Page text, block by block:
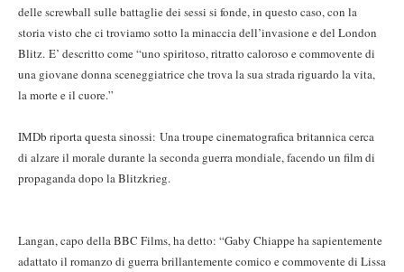
delle screwball sulle battaglie dei sessi si fonde, in questo caso, con la
storia visto che ci troviamo sotto la minaccia dell’invasione e del London
Blitz. E’ descritto come “uno spiritoso, ritratto caloroso e commovente di
una giovane donna sceneggiatrice che trova la sua strada riguardo la vita,
la morte e il cuore.”
IMDb riporta questa sinossi: Una troupe cinematografica britannica cerca
di alzare il morale durante la seconda guerra mondiale, facendo un film di
propaganda dopo la Blitzkrieg.
Langan, capo della BBC Films, ha detto: “Gaby Chiappe ha sapientemente
adattato il romanzo di guerra brillantemente comico e commovente di Lissa